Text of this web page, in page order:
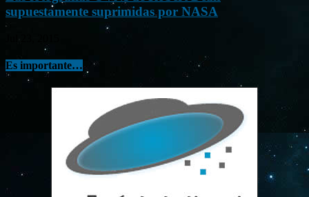
supuestamente suprimidas por NASA
Es importante…